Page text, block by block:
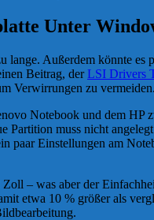
Unter
Außerdem könnte es
Beitrag, derLSI Drivers
Verwirrungen zu vermeiden.
Notebook und dem
muss nicht
paar Einstellungen am
– was aber der
etwa 10 % größer als